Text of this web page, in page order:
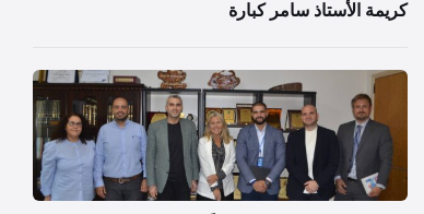
كريمة الأستاذ سامر كبارة